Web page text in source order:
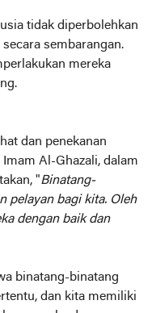
tidak diperbolehkan
sembarangan.
mereka
dan penekanan
Al-Ghazali, dalam
"Binatang-
pelayan bagi kita. Oleh
dengan baik dan
binatang-binatang
dan kita memiliki